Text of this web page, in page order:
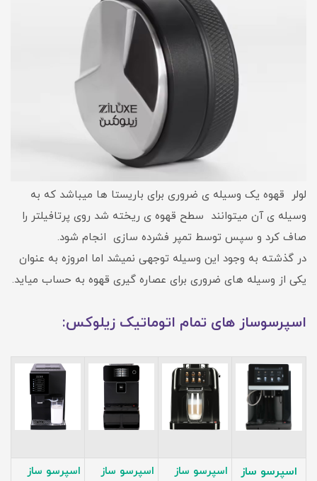
لولر قهوه یک وسیله ی ضروری برای باریستا ها میباشد که به
وسیله ی آن میتوانند سطح قهوه ی ریخته شد روی پرتافیلتر را
صاف کرد و سپس توسط تمپر فشرده سازی انجام شود.
در گذشته به وجود این وسیله توجهی نمیشد اما امروزه به عنوان
یکی از وسیله های ضروری برای عصاره گیری قهوه به حساب میاید.
اسپرسوساز های تمام اتوماتیک زیلوکس:
اسپرسو ساز
اسپرسو ساز
اسپرسو ساز
اسپرسو ساز